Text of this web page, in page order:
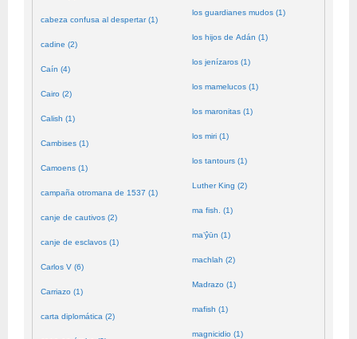
cabeza confusa al despertar (1)
cadine (2)
Caín (4)
Cairo (2)
Calish (1)
Cambises (1)
Camoens (1)
campaña otromana de 1537 (1)
canje de cautivos (2)
canje de esclavos (1)
Carlos V (6)
Carriazo (1)
carta diplomática (2)
los guardianes mudos (1)
los hijos de Adán (1)
los jenízaros (1)
los mamelucos (1)
los maronitas (1)
los miri (1)
los tantours (1)
Luther King (2)
ma fish. (1)
ma’ŷūn (1)
machlah (2)
Madrazo (1)
mafish (1)
magnicidio (1)